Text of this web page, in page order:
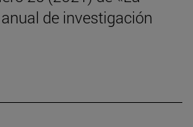
de investigación